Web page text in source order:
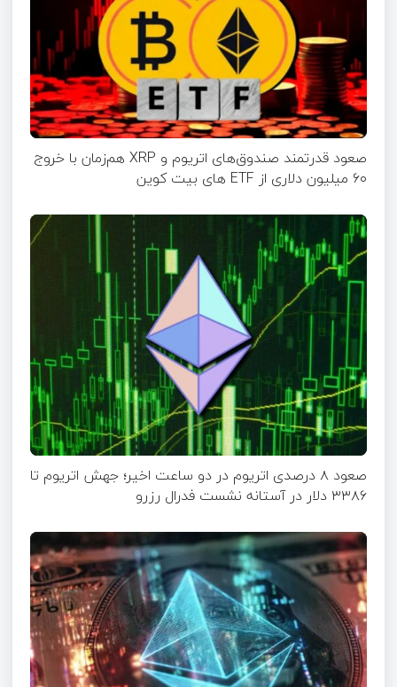
صعود قدرتمند صندوق‌های اتریوم و XRP هم‌زمان با خروج
۶۰ میلیون دلاری از ETF‌ های بیت کوین
صعود ۸ درصدی اتریوم در دو ساعت اخیر؛ جهش اتریوم تا
۳۳۸۶ دلار در آستانه نشست فدرال رزرو